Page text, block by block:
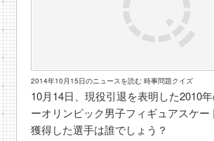
2014年10月15日のニュースを読む 時事問題クイズ
10月14日、現役引退を表明した2010
ーオリンピック男子フィギュアスケー
獲得した選手は誰でしょう？